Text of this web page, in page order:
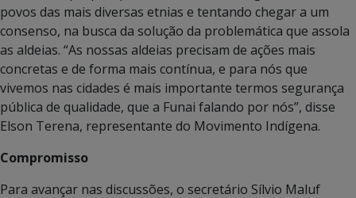
povos das mais diversas etnias e tentando chegar a um
consenso, na busca da solução da problemática que assola
as aldeias. “As nossas aldeias precisam de ações mais
concretas e de forma mais contínua, e para nós que
vivemos nas cidades é mais importante termos segurança
pública de qualidade, que a Funai falando por nós”, disse
Elson Terena, representante do Movimento Indígena.
Compromisso
Para avançar nas discussões, o secretário Sílvio Maluf